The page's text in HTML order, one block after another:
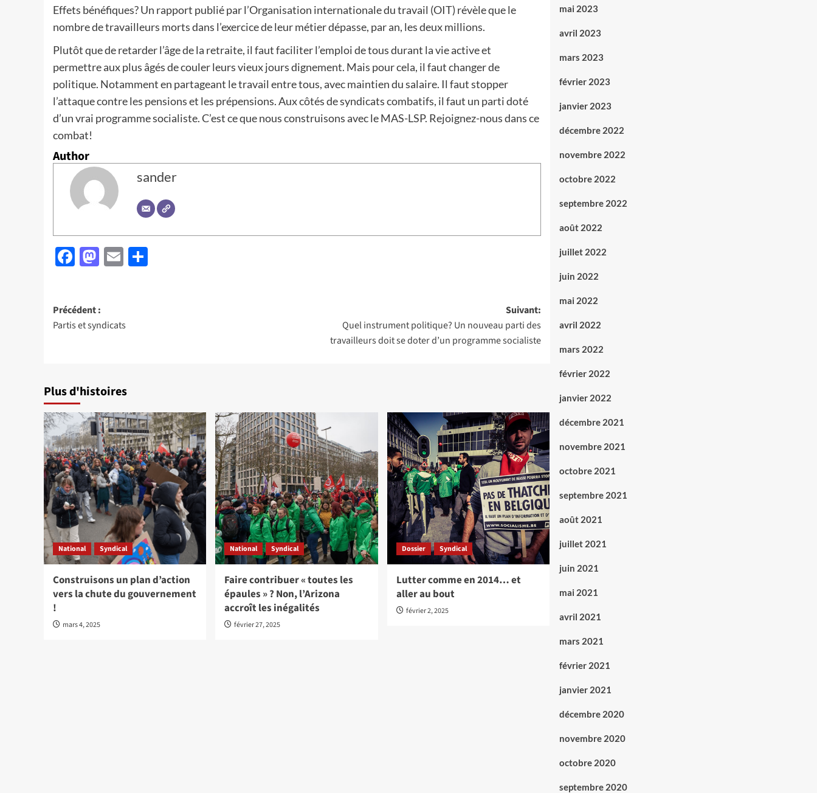
Effets bénéfiques? Un rapport publié par l’Organisation internationale du travail (OIT) révèle que le
nombre de travailleurs morts dans l’exercice de leur métier dépasse, par an, les deux millions.
Plutôt que de retarder l’âge de la retraite, il faut faciliter l’emploi de tous durant la vie active et
permettre aux plus âgés de couler leurs vieux jours dignement. Mais pour cela, il faut changer de
politique. Notamment en partageant le travail entre tous, avec maintien du salaire. Il faut stopper
l’attaque contre les pensions et les prépensions. Aux côtés de syndicats combatifs, il faut un parti doté
d’un vrai programme socialiste. C’est ce que nous construisons avec le MAS-LSP. Rejoignez-nous dans ce
combat!
Author
sander
Facebook
Mastodon
Email
Navigation
d’article
Précédent :
Partis et syndicats
Suivant:
Quel instrument politique? Un nouveau parti des
travailleurs doit se doter d’un programme socialiste
Plus d'histoires
National Syndical
Construisons un plan d’action
vers la chute du gouvernement
!
mars 4, 2025
National Syndical
Faire contribuer « toutes les
épaules » ? Non, l’Arizona
accroît les inégalités
février 27, 2025
Dossier Syndical
Lutter comme en 2014… et
aller au bout
février 2, 2025
mai 2023
avril 2023
mars 2023
février 2023
janvier 2023
décembre 2022
novembre 2022
octobre 2022
septembre 2022
août 2022
juillet 2022
juin 2022
mai 2022
avril 2022
mars 2022
février 2022
janvier 2022
décembre 2021
novembre 2021
octobre 2021
septembre 2021
août 2021
juillet 2021
juin 2021
mai 2021
avril 2021
mars 2021
février 2021
janvier 2021
décembre 2020
novembre 2020
octobre 2020
septembre 2020